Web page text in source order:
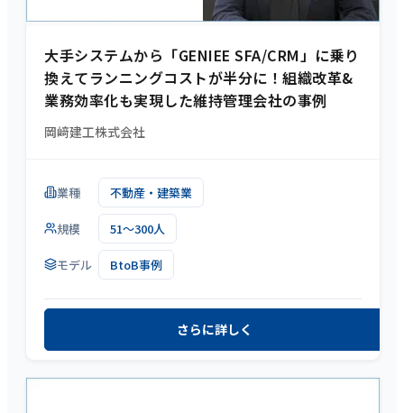
大手システムから「GENIEE SFA/CRM」に乗り
換えてランニングコストが半分に！組織改革&
業務効率化も実現した維持管理会社の事例
岡﨑建工株式会社
業種 不動産・建築業
規模 51～300人
モデル BtoB事例
さらに詳しく